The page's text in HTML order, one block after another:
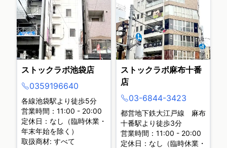
ストックラボ池袋店
0359196640
各線池袋駅より徒歩5分
営業時間：11:00 - 20:00
定休日：なし（臨時休業・
年末年始を除く）
取扱商材: すべて
ストックラボ麻布十番
店
03-6844-3423
都営地下鉄大江戸線 麻布
十番駅より徒歩3分
営業時間：11:00 - 20:00
定休日：なし（臨時休業・